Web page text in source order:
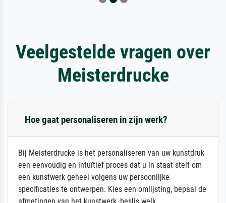
Veelgestelde vragen over
Meisterdrucke
Hoe gaat personaliseren in zijn werk?
Bij Meisterdrucke is het personaliseren van uw kunstdruk
een eenvoudig en intuïtief proces dat u in staat stelt om
een kunstwerk geheel volgens uw persoonlijke
specificaties te ontwerpen. Kies een omlijsting, bepaal de